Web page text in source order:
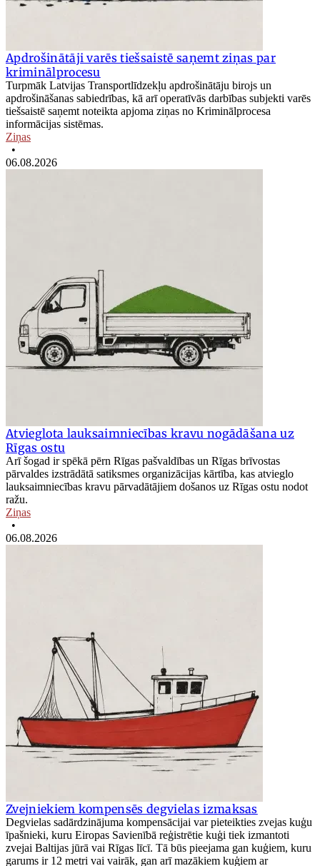
Apdrošinātāji varēs tiešsaistē saņemt ziņas par
kriminālprocesu
Turpmāk Latvijas Transportlīdzekļu apdrošinātāju birojs un
apdrošināšanas sabiedrības, kā arī operatīvās darbības subjekti varēs
tiešsaistē saņemt noteikta apjoma ziņas no Kriminālprocesa
informācijas sistēmas.
Ziņas
•
06.08.2026
Atvieglota lauksaimniecības kravu nogādāšana uz
Rīgas ostu
Arī šogad ir spēkā pērn Rīgas pašvaldības un Rīgas brīvostas
pārvaldes izstrādātā satiksmes organizācijas kārtība, kas atvieglo
lauksaimniecības kravu pārvadātājiem došanos uz Rīgas ostu nodot
ražu.
Ziņas
•
06.08.2026
Zvejniekiem kompensēs degvielas izmaksas
Degvielas sadārdzinājuma kompensācijai var pieteikties zvejas kuģu
īpašnieki, kuru Eiropas Savienībā reģistrētie kuģi tiek izmantoti
zvejai Baltijas jūrā vai Rīgas līcī. Tā būs pieejama gan kuģiem, kuru
garums ir 12 metri vai vairāk, gan arī mazākiem kuģiem ar